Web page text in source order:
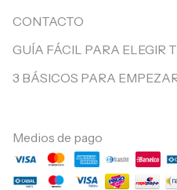
CONTACTO
GUÍA FÁCIL PARA ELEGIR
3 BÁSICOS PARA
Medios de pago